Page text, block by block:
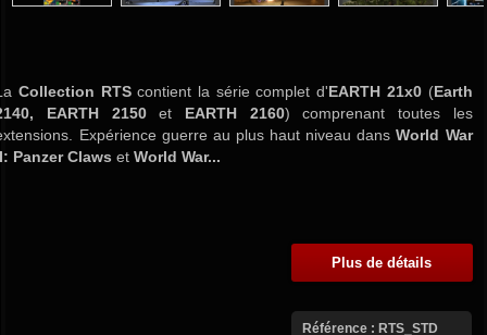
Collection RTScontient la série complet d'EARTH 21x0 (Earth
EARTH 2150et EARTH 2160) comprenant toutes les
Expérience guerre au plus haut niveau dansWorld War
Panzer Claws etWorld War...
Plus de détails
Référence : RTS_STD